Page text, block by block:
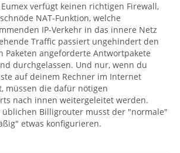
verfügt keinen richtigen Firewall,
NAT-Funktion, welche
IP-Verkehr in das innere Netz
Traffic passiert ungehindert den
Paketen angeforderte Antwortpakete
durchgelassen. Und nur, wenn du
auf deinem Rechner im Internet
müssen die dafür nötigen
nach innen weitergeleitet werden.
üblichen Billigrouter musst der "normale"
etwas konfigurieren.